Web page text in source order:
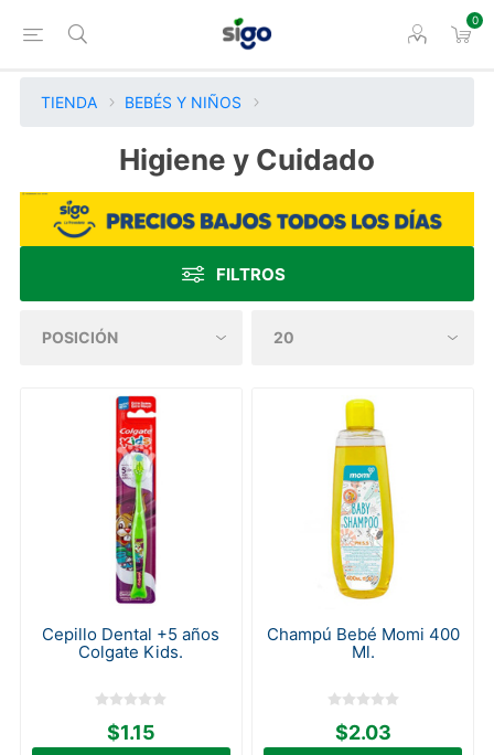
0
TIENDA BEBÉS Y NIÑOS
Higiene y Cuidado
FILTROS
Cepillo Dental +5 años
Colgate Kids.
$1.15
Champú Bebé Momi 400
Ml.
$2.03